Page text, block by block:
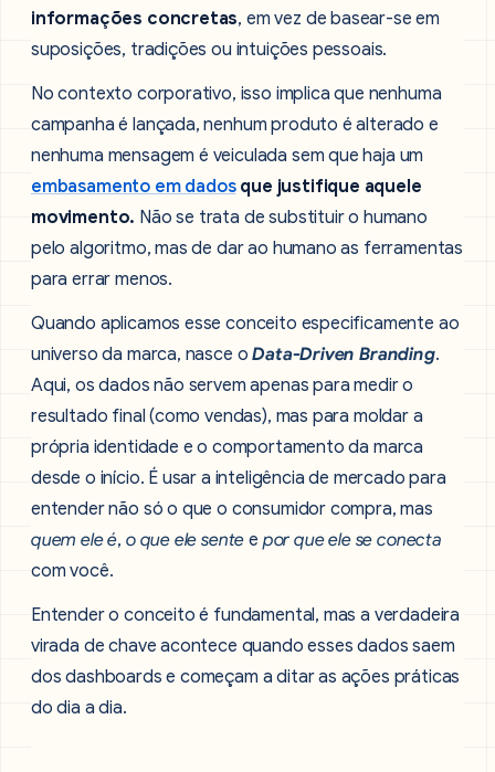
informações concretas, em vez de basear-se em
suposições, tradições ou intuições pessoais.
No contexto corporativo, isso implica que nenhuma
campanha é lançada, nenhum produto é alterado e
nenhuma mensagem é veiculada sem que haja um
embasamento em dadosque justifique aquele
movimento. Não se trata de substituir o humano
pelo algoritmo, mas de dar ao humano as ferramentas
para errar menos.
Quando aplicamos esse conceito especificamente ao
universo da marca, nasce oData-Driven Branding.
Aqui, os dados não servem apenas para medir o
resultado final (como vendas), mas para moldar a
própria identidade e o comportamento da marca
desde o início. É usar a inteligência de mercado para
entender não só o que o consumidor compra, mas
quem ele é, o que ele sente e por que ele se conecta
com você.
Entender o conceito é fundamental, mas a verdadeira
virada de chave acontece quando esses dados saem
dos dashboards e começam a ditar as ações práticas
do dia a dia.